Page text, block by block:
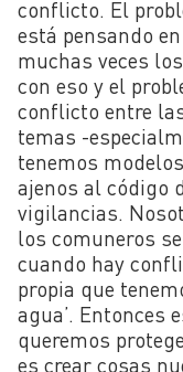
conflicto. El
está pensando
muchas veces
con eso y el
conflicto entre
temas -
tenemos
ajenos al código
vigilancias.
los comuneros
cuando hay
propia que
agua’. Entonces
queremos
es crear cosas